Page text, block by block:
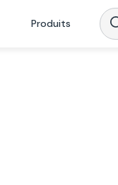
Produits